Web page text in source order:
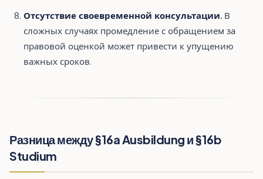
Отсутствие своевременной консультации. В
сложных случаях промедление с обращением за
правовой оценкой может привести к упущению
важных сроков.
Разница между §16a Ausbildung и §16b
Studium